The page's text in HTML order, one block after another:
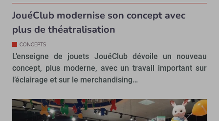
JouéClub modernise son concept avec
plus de théatralisation
CONCEPTS
L’enseigne de jouets JouéClub dévoile un nouveau
concept, plus moderne, avec un travail important sur
l’éclairage et sur le merchandising…